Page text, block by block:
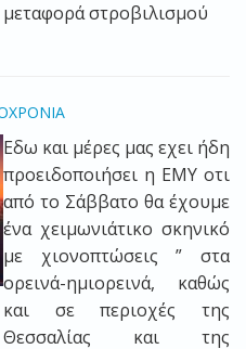
μεταφορά στροβιλισμού
Eδω και μέρες μας εχει ήδη
προειδοποιήσει η ΕΜΥ οτι
από το Σάββατο θα έχουμε
ένα χειμωνιάτικο σκηνικό
με χιονοπτώσεις ” στα
ορεινά-ημιορεινά, καθώς
και σε περιοχές της
Θεσσαλίας και της